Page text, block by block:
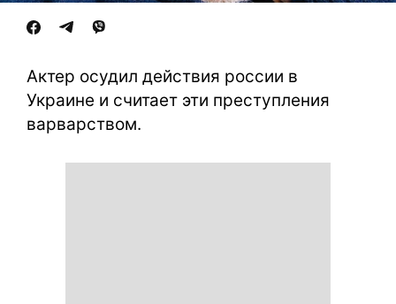
Актер осудил действия россии в
Украине и считает эти преступления
варварством.